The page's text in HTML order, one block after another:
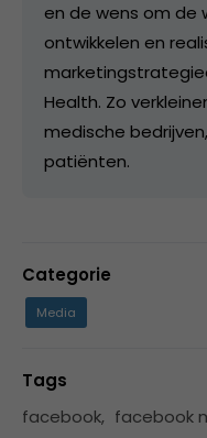
en de wens om de
ontwikkelen en
Health. Zo
medische
patiënten.
Categorie
Media
Tags
facebook, facebook